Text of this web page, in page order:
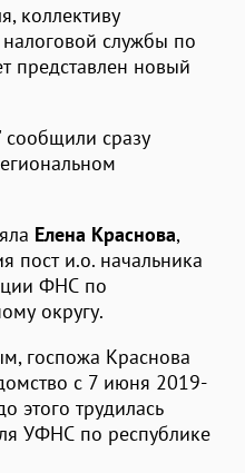
коллективу
службы по
представлен новый
сразу
Елена Краснова,
пост и.о. начальника
ФНС по
округу.
госпожа Краснова
с 7 июня 2019-
этого трудилась
УФНС по республике